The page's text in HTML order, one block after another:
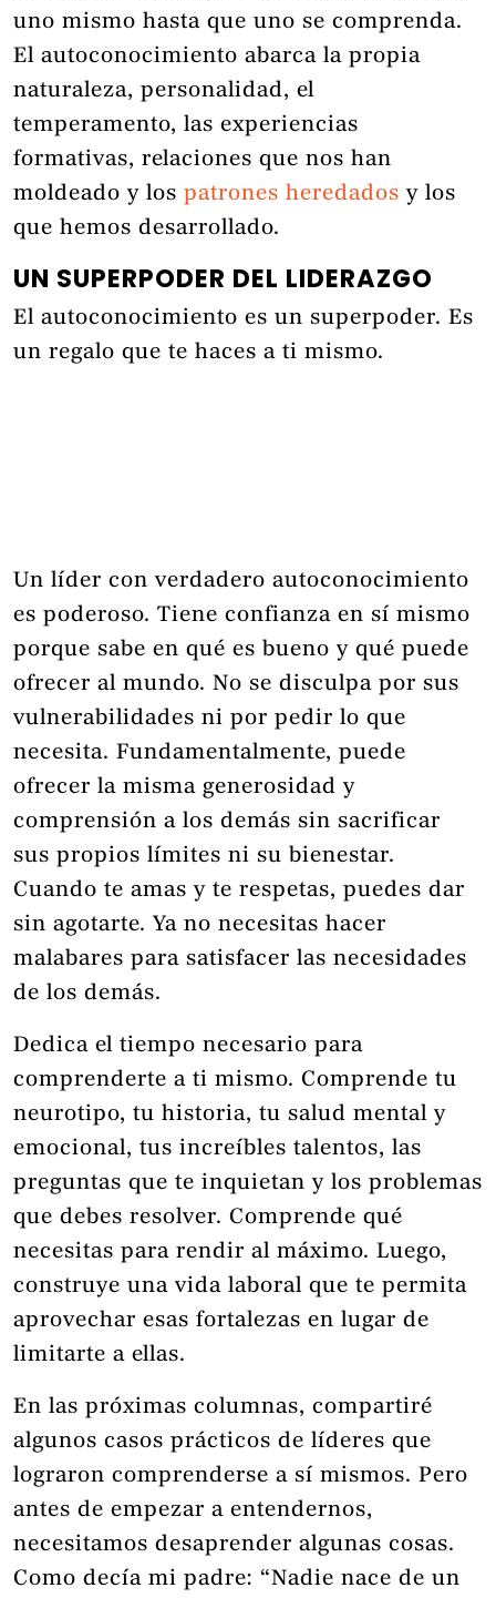
uno mismo hasta que uno se comprenda.
El autoconocimiento abarca la propia
naturaleza, personalidad, el
temperamento, las experiencias
formativas, relaciones que nos han
moldeado y los patrones heredados y los
que hemos desarrollado.
UN SUPERPODER DEL LIDERAZGO
El autoconocimiento es un superpoder. Es
un regalo que te haces a ti mismo.
Un líder con verdadero autoconocimiento
es poderoso. Tiene confianza en sí mismo
porque sabe en qué es bueno y qué puede
ofrecer al mundo. No se disculpa por sus
vulnerabilidades ni por pedir lo que
necesita. Fundamentalmente, puede
ofrecer la misma generosidad y
comprensión a los demás sin sacrificar
sus propios límites ni su bienestar.
Cuando te amas y te respetas, puedes dar
sin agotarte. Ya no necesitas hacer
malabares para satisfacer las necesidades
de los demás.
Dedica el tiempo necesario para
comprenderte a ti mismo. Comprende tu
neurotipo, tu historia, tu salud mental y
emocional, tus increíbles talentos, las
preguntas que te inquietan y los problemas
que debes resolver. Comprende qué
necesitas para rendir al máximo. Luego,
construye una vida laboral que te permita
aprovechar esas fortalezas en lugar de
limitarte a ellas.
En las próximas columnas, compartiré
algunos casos prácticos de líderes que
lograron comprenderse a sí mismos. Pero
antes de empezar a entendernos,
necesitamos desaprender algunas cosas.
Como decía mi padre: “Nadie nace de un